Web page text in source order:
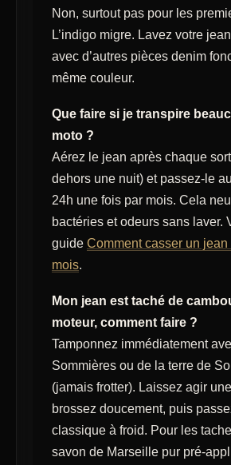
Non, surtout pas pour les
L’indigo migre. Lavez votre
avec d’autres pièces denim
même couleur.
Que faire si je transpire
moto ?
Aérez le jean après chaque
dehors une nuit) et passez-le
24h une fois par mois. Cela
bactéries et odeurs sans laver.
guide Comment casser un jean
mois.
Mon jean est taché de
moteur, comment faire ?
Tamponnez immédiatement
Sommières ou de la terre de
(jamais frotter). Laissez agir
brossez doucement, puis
classique à froid. Pour les
savon de Marseille pur pré-